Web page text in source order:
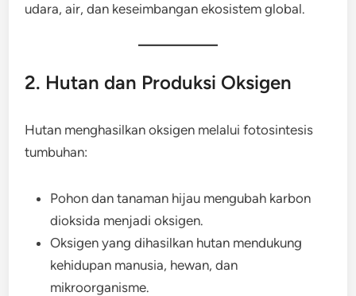
udara, air, dan keseimbangan ekosistem global.
2. Hutan dan Produksi Oksigen
Hutan menghasilkan oksigen melalui fotosintesis
tumbuhan:
Pohon dan tanaman hijau mengubah karbon
dioksida menjadi oksigen.
Oksigen yang dihasilkan hutan mendukung
kehidupan manusia, hewan, dan
mikroorganisme.